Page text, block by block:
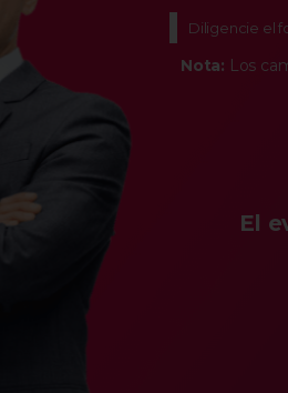
Diligencie el
Nota: Los
El